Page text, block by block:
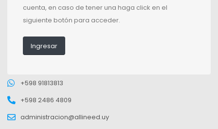
cuenta, en caso de tener una haga click en el
siguiente botón para acceder.
Ingresar
+598 91813813
+598 2486 4809
administracion@allineed.uy